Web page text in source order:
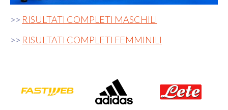
>> RISULTATI COMPLETI MASCHILI
>> RISULTATI COMPLETI FEMMINILI